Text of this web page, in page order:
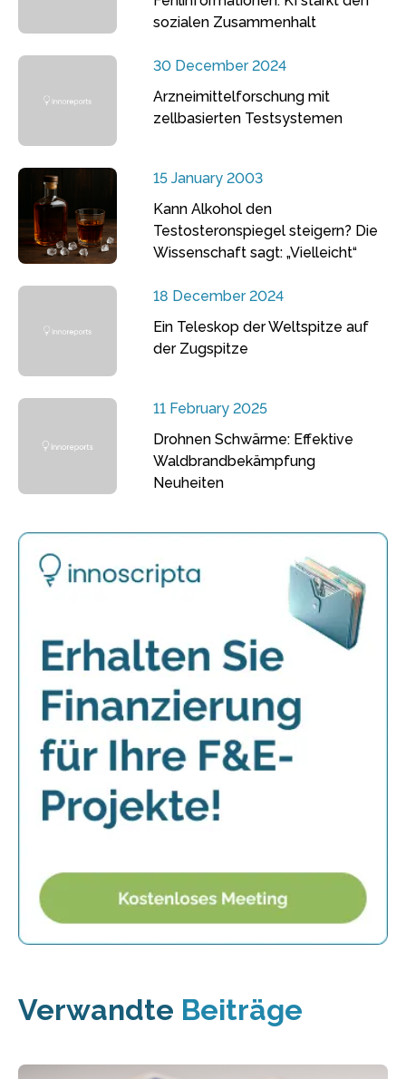
sozialen Zusammenhalt
30 December 2024
Arzneimittelforschung mit
zellbasierten Testsystemen
15 January 2003
Kann Alkohol den
Testosteronspiegel steigern? Die
Wissenschaft sagt: „Vielleicht“
18 December 2024
Ein Teleskop der Weltspitze auf
der Zugspitze
11 February 2025
Drohnen Schwärme: Effektive
Waldbrandbekämpfung
Neuheiten
Verwandte Beiträge